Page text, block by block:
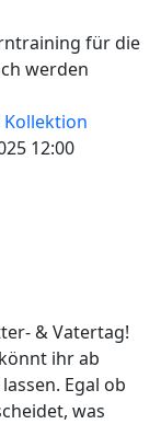
für die
werden
Kollektion
12:00
& Vatertag!
ihr ab
Egal ob
was